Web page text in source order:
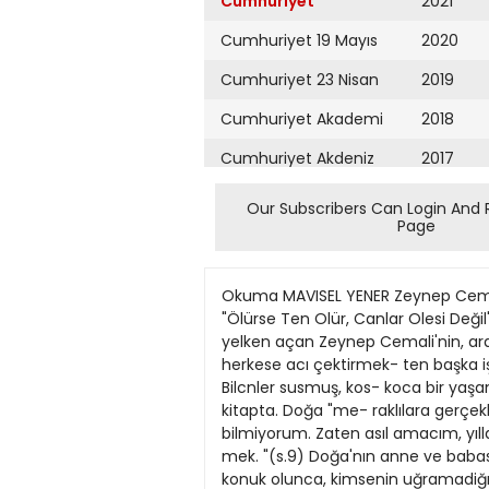
Cumhuriyet 19 Mayıs
Cumhuriyet 23 Nisan
Cumhuriyet Akademi
Cumhuriyet Akdeniz
Cumhuriyet Alışveriş
Cumhuriyet Ankara
Cumhuriyet Büyük
Taaruz
Cumhuriyet
Cumartesi
Cumhuriyet Çevre
2020
2019
2018
2017
2016
2015
2013
2012
2011
2010
2009
Our Subscribers Can Login And
Page
Okuma MAVISEL YENER Zeynep Cemali'nin göremediği son romanı A nkaralı'yı okurken, Yunus Em- re'nin dizeleri geldi hep aklıma: "Ölürse Ten Olür, Canlar Olesi Değil". Zeynep Cemali aramız- dan aynldı ama o ölesi değil! Kasım 2009'da Istanbul'da sonsuzluğa yelken açan Zeynep Cemali'nin, ardında bıraktığı son romanı Ankaralı. Kitapta öylesi bir sır anlatılıyor ki, Pehli- vanoğlu ailesindeki herkese acı çektirmek- ten başka işe yaramamış. Düğüm üstüne düğiim atılnuş, çözmeye çalıştıkça daha da karmaşık halc gelmiş. Bilcnler susmuş, kos- koca bir yaşam unutulup gitmiş... Sırn öğ- rendiginde sekiz yaşlannda olan Doğa Peh- livanoğlu ile tanışıyoruz kitapta. Doğa "me- raklılara gerçeklcri anlatacağım" diyerek daha kitabın ilk sayialanndan sarıp sarmalı- yor okuru. "Okuyan olur mu bilmiyorum. Zaten asıl amacım, yıllar önce beni İspi- yoncu papağan, kocakulak Doğa! 'diye ün- leyenlere, nasıl çuvalkdıkknnı göster- mek. "(s.9) Doğa'nın anne ve babası bir bo- tanik bahçesi işletirler. Ailece, bir televiz- yon kanalının "Doğa ve lnsan" adlı progra- mına konuk olunca, kimsenin uğramadiğı botanik bahçesi ünlii olur. Artık turizm fir- malar oraya tıırlar düzenlemekte, halk yo- ğun ilgi göstermektedir. Mini markettcki doğal ürünler yok satar. Botanik bahçesinin ziyaretçisinin çok olduğu bir gün Doğa, bahçedc yaşlı bir kadtnla karşılaşır. Fatma isimli bu kadın Ankara'dan gelmiştir. "Kı- vırcık ak saçlan gûneşin altında gümüş gibi parhyor, kara gözleri kızlarla ofıs arasında gidip geliyordu. Çevredeki kadınlardan çok farkhydı. Babaannemin eski Btırda dergile- rinden hrlamtş gibiydi. Jnce, uzun boylu ve çok şıktı. Kendisini süzdüğümü fark cdin- ce, gamzeleri yine belirdi. 'Merhaba' dedi içtcnlikle. 'Bahçenizigezmek istiyorum. Ama çok büyük... Kaybolurum diye kor- kuyorum"(s.l8). Doğa, yaşlı kadına bahçeyi gezdirmeye başlar; bu minik gezi ailenin ta- rihine doğru yapılacak büyük yolculuğun ilk adımıdır. Ankaalı Fatma'nın aileyi televizyonda görüp bahçcye gelmesiyle başlayan, gizemli bir mektupla devam eden, aile için bir kâ- busa dönen hikâyedeki gerçekler aydınlan- dıkça madalyonlann iki değil, binbir yüzü olduğunu duyumsuyoruz. "Duyumsama" sözcüğünü büerek kullandım, çünkü Zey- nep Cemali hikâyclerini anlatırken malze- mesini öylesine ustalıkla işler ki, bazı şeyleri söylemeden duyumsanr okuruna. Bu yolculuk sırasında Doğa'nın ailesini yakından tanınz. Doğa'nın babası ve amca- sı Vahit Bey arasında uçurumu fark ederiz. Vahit bey botanik bahçesini müteahhide verip beş katlı apartman dikmesi için karde- şine baskı yapar. Doğa'nın babası Cavit Pehlivanoğlu ise, ilkâerin her zaman para- dan önce geldiğini savunur. Büyük daydan iki